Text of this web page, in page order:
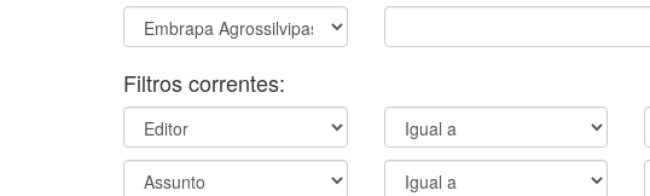
Filtros correntes: